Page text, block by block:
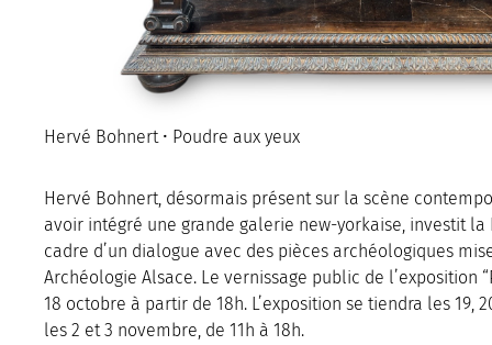
Hervé Bohnert • Poudre aux yeux
Hervé Bohnert, désormais présent sur la scène
avoir intégré une grande galerie new-yorkaise, investit
cadre d’un dialogue avec des pièces archéologiques
Archéologie Alsace. Le vernissage public de l’exposition
18 octobre à partir de 18h. L’exposition se tiendra les 19,
les 2 et 3 novembre, de 11h à 18h.